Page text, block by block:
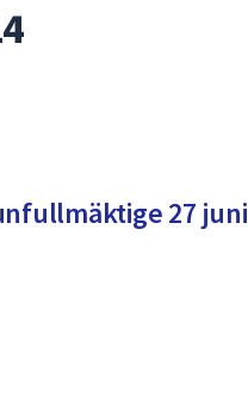
27 juni